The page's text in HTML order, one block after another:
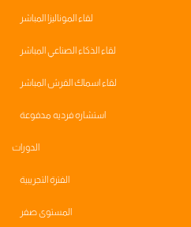
لقاء الموناليزا المباشر
لقاء الذكاء الصناعي المباشر
لقاء اسماك القرش المباشر
استشاره فرديه مدفوعة
الدورات
الفترة التجريبية
المستوى صفر